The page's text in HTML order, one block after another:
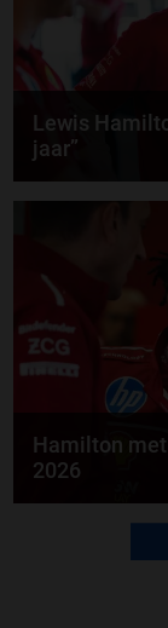
Lewis
jaar”
Het Formule 1-
van beginnen,
door
Hamilton
2026
Lewis Hamilton
engineer. Over